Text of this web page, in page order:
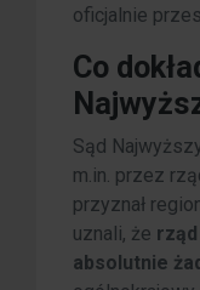
oficjalnie
Co
Sąd
m.in. przez
przyznał
uznali, że
absolutnie